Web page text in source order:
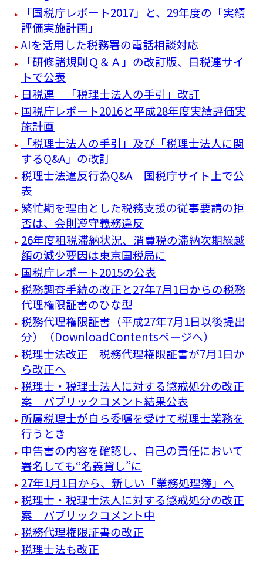
「国税庁レポート2017」と、29年度の「実績
評価実施計画」
AIを活用した税務署の電話相談対応
「研修諸規則Ｑ＆Ａ」の改訂版、日税連サイ
トで公表
日税連 「税理士法人の手引」改訂
国税庁レポート2016と平成28年度実績評価実
施計画
「税理士法人の手引」及び「税理士法人に関
するQ&A」の改訂
税理士法違反行為Q&A 国税庁サイト上で公
表
繁忙期を理由とした税務支援の従事要請の拒
否は、会則遵守義務違反
26年度租税滞納状況、消費税の滞納次期繰越
額の減少要因は東京国税局に
国税庁レポート2015の公表
税務調査手続の改正と27年7月1日からの税務
代理権限証書のひな型
税務代理権限証書（平成27年7月1日以後提出
分）（DownloadContentsページへ）
税理士法改正 税務代理権限証書が7月1日か
ら改正へ
税理士・税理士法人に対する懲戒処分の改正
案 パブリックコメント結果公表
所属税理士が自ら委嘱を受けて税理士業務を
行うとき
申告書の内容を確認し、自己の責任において
署名しても“名義貸し”に
27年1月1日から、新しい「業務処理簿」へ
税理士・税理士法人に対する懲戒処分の改正
案 パブリックコメント中
税務代理権限証書の改正
税理士法も改正